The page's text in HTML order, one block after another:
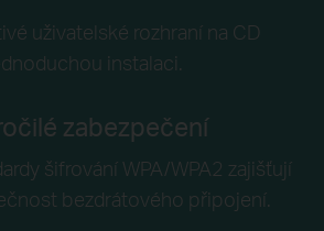
uživatelské rozhraní na CD
instalaci.
zabezpečení
šifrování WPA/WPA2 zajišťují
bezdrátového připojení.